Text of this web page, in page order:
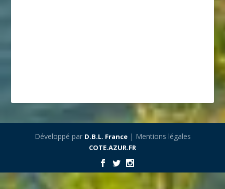
Développé par D.B.L. France| Mentions légales
COTE.AZUR.FR